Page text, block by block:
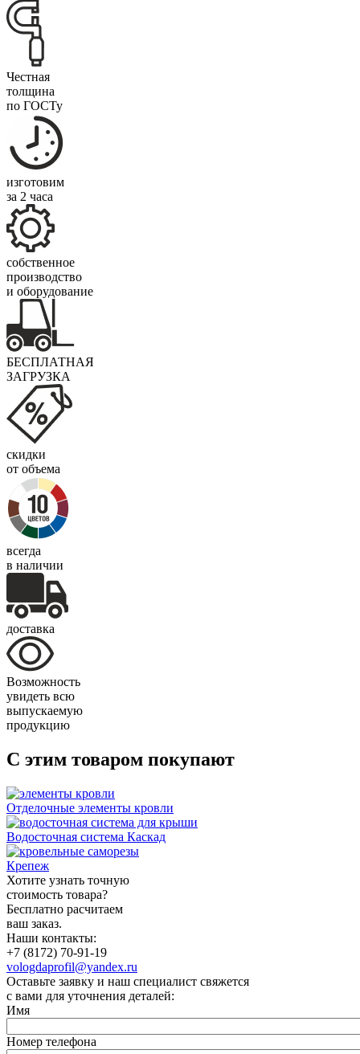
Честная
толщина
по ГОСТу
изготовим
за 2 часа
собственное
производство
и оборудование
БЕСПЛАТНАЯ
ЗАГРУЗКА
скидки
от объема
всегда
в наличии
доставка
Возможность
увидеть всю
выпускаемую
продукцию
С этим товаром покупают
Отделочные элементы кровли
Водосточная система Каскад
Крепеж
Хотите узнать точную
стоимость товара?
Бесплатно расчитаем
ваш заказ.
Наши контакты:
+7 (8172) 70-91-19
vologdaprofil@yandex.ru
Оставьте заявку и наш специалист свяжется
с вами для уточнения деталей:
Имя
Номер телефона